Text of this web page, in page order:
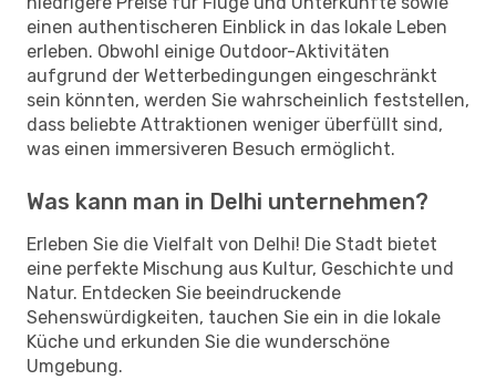
einen authentischeren Einblick in das lokale Leben
erleben. Obwohl einige Outdoor-Aktivitäten
aufgrund der Wetterbedingungen eingeschränkt
sein könnten, werden Sie wahrscheinlich feststellen,
dass beliebte Attraktionen weniger überfüllt sind,
was einen immersiveren Besuch ermöglicht.
Was kann man in Delhi unternehmen?
Erleben Sie die Vielfalt von Delhi! Die Stadt bietet
eine perfekte Mischung aus Kultur, Geschichte und
Natur. Entdecken Sie beeindruckende
Sehenswürdigkeiten, tauchen Sie ein in die lokale
Küche und erkunden Sie die wunderschöne
Umgebung.